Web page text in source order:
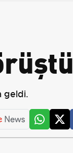
geldi.